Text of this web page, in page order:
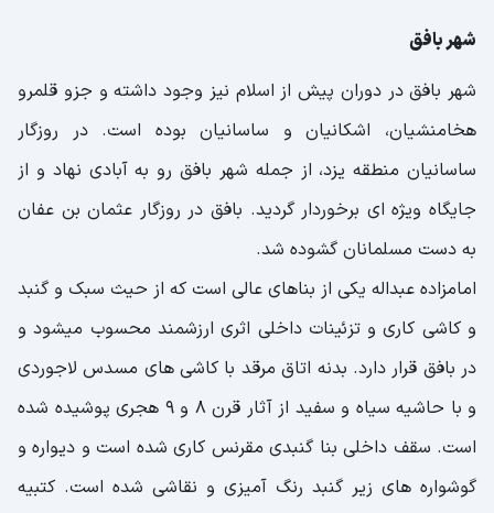
شهر بافق
شهر بافق در دوران پیش از اسلام نیز وجود داشته و جزو قلمرو
هخامنشیان، اشکانیان و ساسانیان بوده است. در روزگار
ساسانیان منطقه یزد، از جمله شهر بافق رو به آبادی نهاد و از
جایگاه ویژه ای برخوردار گردید. بافق در روزگار عثمان بن عفان
به دست مسلمانان گشوده شد.
امامزاده عبداله یکی از بناهای عالی است که از حیث سبک و گنبد
و کاشی کاری و تزئینات داخلی اثری ارزشمند محسوب میشود و
در بافق قرار دارد. بدنه اتاق مرقد با کاشی های مسدس لاجوردی
و با حاشیه سیاه و سفید از آثار قرن 8 و 9 هجری پوشیده شده
است. سقف داخلی بنا گنبدی مقرنس کاری شده است و دیواره و
گوشواره های زیر گنبد رنگ آمیزی و نقاشی شده است. کتبیه